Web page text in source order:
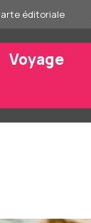
éditoriale
Voyage